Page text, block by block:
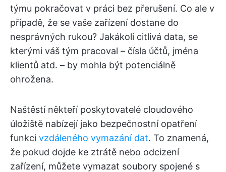
týmu pokračovat v práci bez přerušení. Co ale v
případě, že se vaše zařízení dostane do
nesprávných rukou? Jakákoli citlivá data, se
kterými váš tým pracoval – čísla účtů, jména
klientů atd. – by mohla být potenciálně
ohrožena.
Naštěstí někteří poskytovatelé cloudového
úložiště nabízejí jako bezpečnostní opatření
funkci vzdáleného vymazání dat. To znamená,
že pokud dojde ke ztrátě nebo odcizení
zařízení, můžete vymazat soubory spojené s